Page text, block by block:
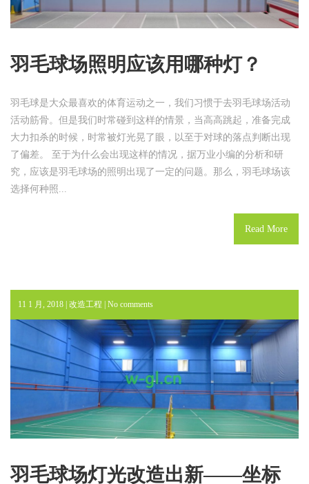
用
哪
灯？
羽毛球场照明应该用哪种灯？
羽毛球是大众最喜欢的体育运动之一，我们习惯于去羽毛球场活动
活动筋骨。但是我们时常碰到这样的情景，当高高跳起，准备完成
大力扣杀的时候，时常被灯光晃了眼，以至于对球的落点判断出现
了偏差。 至于为什么会出现这样的情况，据万业小编的分析和研
究，应该是羽毛球场的照明出现了一定的问题。那么，羽毛球场该
选择何种照...
Read More
11 1 月, 2018 | 改造工程 No comments
羽毛球场灯光改造出新——坐标